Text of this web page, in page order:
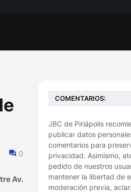
0
Av.
COMENTARIOS:
JBC de Piriápolis
publicar datos
comentarios para
privacidad. Asimismo,
pedido de nuestros
mantener la libertad de
moderación previa,